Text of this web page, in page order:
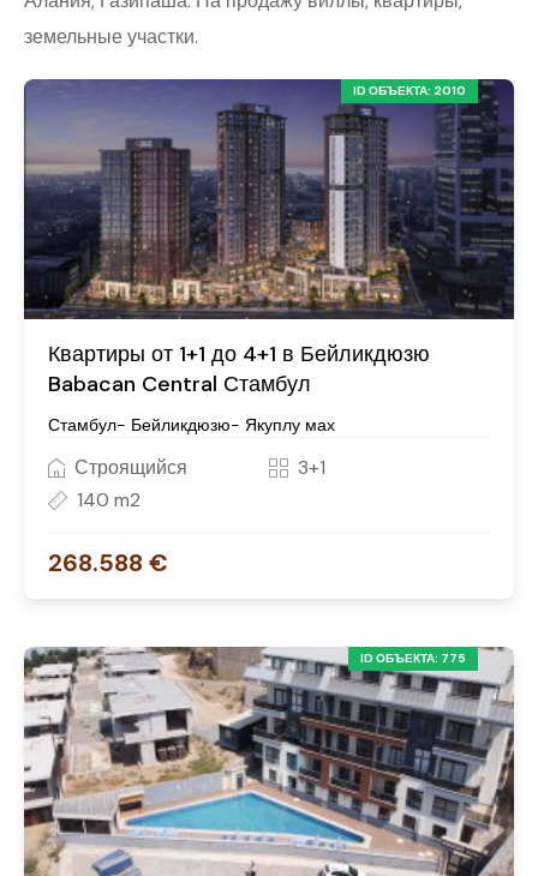
земельные участки.
ID ОБЪЕКТА: 2010
Квартиры от 1+1 до 4+1 в Бейликдюзю
Babacan Central Стамбул
Стамбул- Бейликдюзю- Якуплу мах
Строящийся
3+1
140 m2
268.588 €
ID ОБЪЕКТА: 775